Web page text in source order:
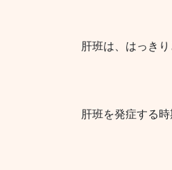
肝班は、はっき
肝班を発症する